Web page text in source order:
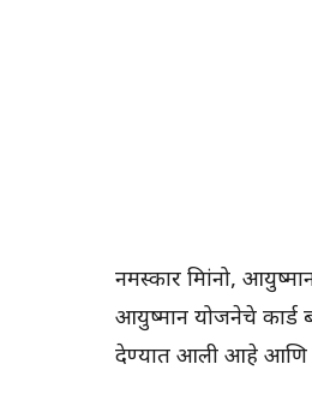
नमस्कार मित्रांनो,
आयुष्मान योजनेचे कार्ड
देण्यात आली आहे आणि